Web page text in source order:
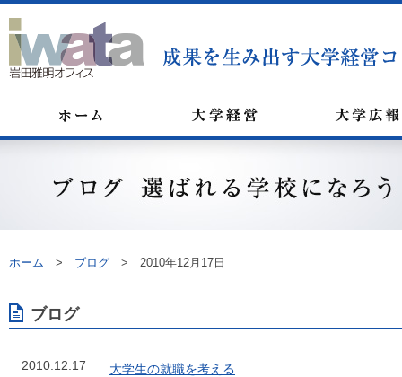
ホーム > ブログ > 2010年12月17日
ブログ
2010.12.17 大学生の就職を考える